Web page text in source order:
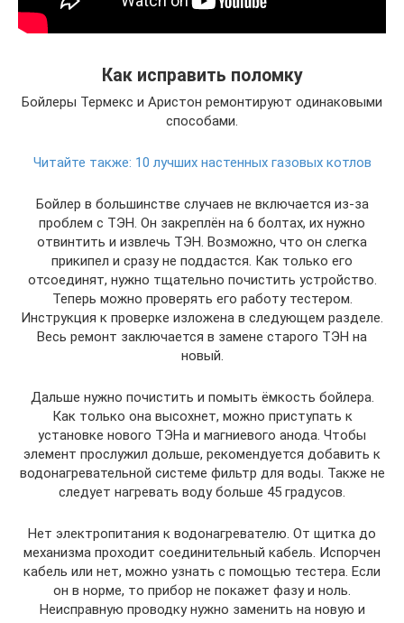
Как исправить поломку
Бойлеры Термекс и Аристон ремонтируют одинаковыми
способами.
Читайте также: 10 лучших настенных газовых котлов
Бойлер в большинстве случаев не включается из-за
проблем с ТЭН. Он закреплён на 6 болтах, их нужно
отвинтить и извлечь ТЭН. Возможно, что он слегка
прикипел и сразу не поддастся. Как только его
отсоединят, нужно тщательно почистить устройство.
Теперь можно проверять его работу тестером.
Инструкция к проверке изложена в следующем разделе.
Весь ремонт заключается в замене старого ТЭН на
новый.
Дальше нужно почистить и помыть ёмкость бойлера.
Как только она высохнет, можно приступать к
установке нового ТЭНа и магниевого анода. Чтобы
элемент прослужил дольше, рекомендуется добавить к
водонагревательной системе фильтр для воды. Также не
следует нагревать воду больше 45 градусов.
Нет электропитания к водонагревателю. От щитка до
механизма проходит соединительный кабель. Испорчен
кабель или нет, можно узнать с помощью тестера. Если
он в норме, то прибор не покажет фазу и ноль.
Неисправную проводку нужно заменить на новую и